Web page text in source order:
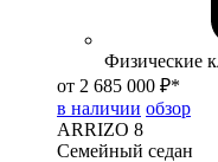
Физические
от 2 685 000 ₽*
в наличии обзор
ARRIZO 8
Семейный седан